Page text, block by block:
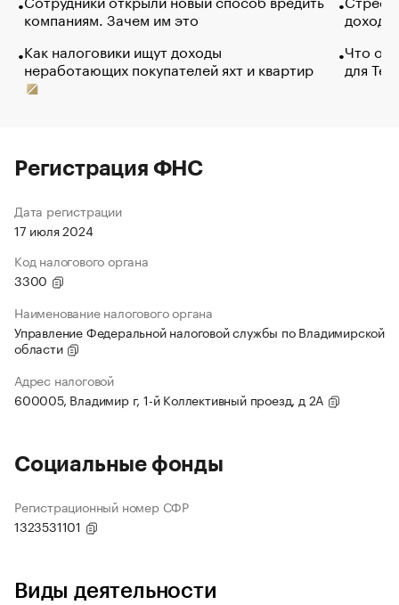
компаниям. Зачем им это
Как налоговики ищут доходы
неработающих покупателей яхт и квартир
Что
для
Регистрация ФНС
Дата регистрации
17 июля 2024
Код налогового органа
3300
Наименование налогового органа
Управление Федеральной налоговой службы по Владимирской
области
Адрес налоговой
600005, Владимир г, 1-й Коллективный проезд, д 2А
Социальные фонды
Регистрационный номер СФР
1323531101
Виды деятельности